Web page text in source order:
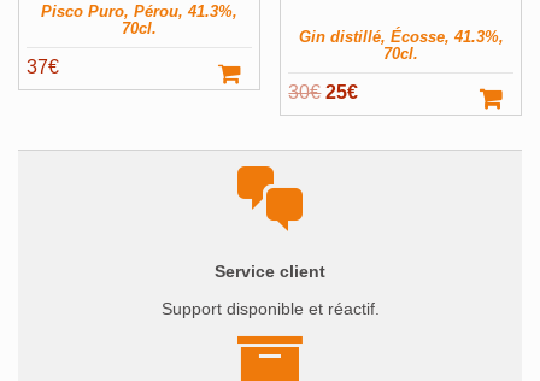
Pisco Puro, Pérou, 41.3%,
70cl.
37€
Gin distillé, Écosse, 41.3%,
70cl.
30€ Le
prix
initial
25€Le
prix
actuel
Service client
Support disponible et réactif.